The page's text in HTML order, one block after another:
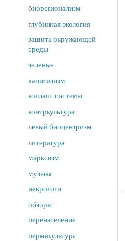
биорегионализм
глубинная экология
защита окружающей
среды
зеленые
капитализм
коллапс системы
контркультура
левый биоцентризм
литература
марксизм
музыка
некрологи
обзоры
перенаселение
пермакультура